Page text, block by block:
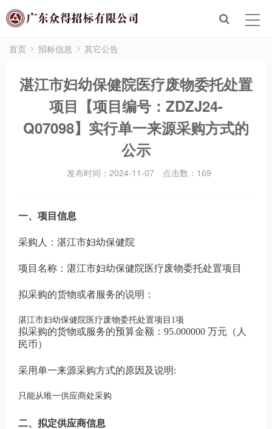
首页
众得服务
招标信息
新闻政策
联系众得
首页 招标信息 其它公告
湛江市妇幼保健院医疗废物委托处置
项目【项目编号：ZDZJ24-
Q07098】实行单一来源采购方式的
公示
发布时间：2024-11-07 点击数： 169
一、项目信息
采购人：湛江市妇幼保健院
项目名称：湛江市妇幼保健院医疗废物委托处置项目
拟采购的货物或者服务的说明：
湛江市妇幼保健院医疗废物委托处置项目1项
拟采购的货物或服务的预算金额：95.000000 万元（人
民币）
采用单一来源采购方式的原因及说明:
只能从唯一供应商处采购
二、拟定供应商信息